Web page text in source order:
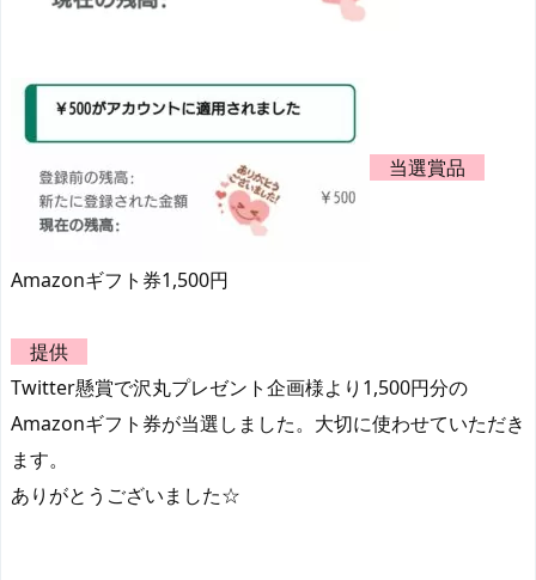
当選賞品
Amazonギフト券1,500円
提供
Twitter懸賞で沢丸プレゼント企画様より1,500円分の
Amazonギフト券が当選しました。大切に使わせていただき
ます。
ありがとうございました☆